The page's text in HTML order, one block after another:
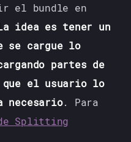
el bundle en
idea es tener un
se cargue lo
partes de
el usuario lo
necesario. Para
Splitting